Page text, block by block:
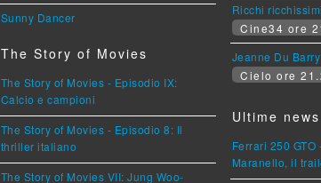
Sunny Dancer
The Story of Movies
The Story of Movies - Episodio IX:
Calcio e campioni
The Story of Movies - Episodio 8: Il
thriller italiano
The Story of Movies VII: Jung Woo-
Ricchi
Cine34 ore
Jeanne Du
Cielo ore
Ultime news
Ferrari 250
Maranello, il